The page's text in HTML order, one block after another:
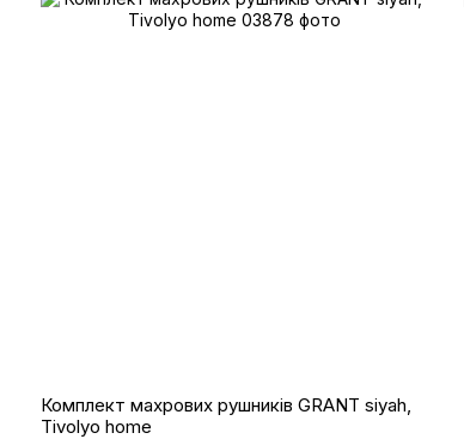
Комплект махрових рушників GRANT siyah,
Tivolyo home